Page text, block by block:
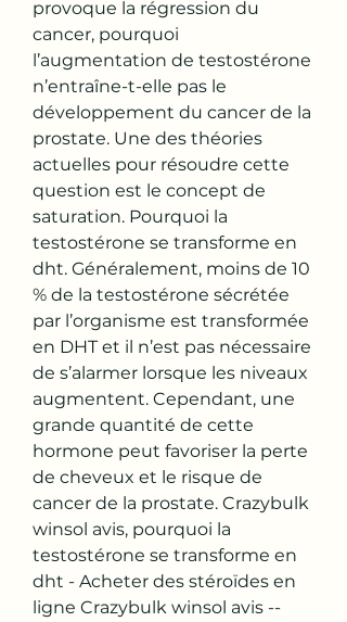
provoque la régression du
cancer, pourquoi
l’augmentation de testostérone
n’entraîne-t-elle pas le
développement du cancer de la
prostate. Une des théories
actuelles pour résoudre cette
question est le concept de
saturation. Pourquoi la
testostérone se transforme en
dht. Généralement, moins de 10
% de la testostérone sécrétée
par l’organisme est transformée
en DHT et il n’est pas nécessaire
de s’alarmer lorsque les niveaux
augmentent. Cependant, une
grande quantité de cette
hormone peut favoriser la perte
de cheveux et le risque de
cancer de la prostate. Crazybulk
winsol avis, pourquoi la
testostérone se transforme en
dht - Acheter des stéroïdes en
ligne Crazybulk winsol avis --